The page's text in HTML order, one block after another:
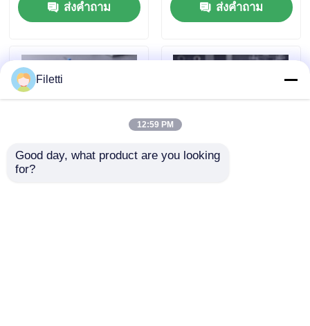
ในการตั้งเวลา 6 Us
สำหรับระบบดิจิตอลที่
ส่งคำถาม
การทํางานความเร็วสูง
และประตูและเครื่องปรับ
ส่งคำถาม
Filetti
12:59 PM
Good day, what product are you looking
for?